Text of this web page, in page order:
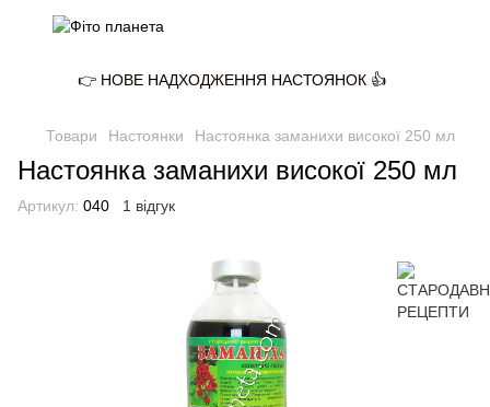
👉 НОВЕ НАДХОДЖЕННЯ НАСТОЯНОК 👍
Товари Настоянки Настоянка заманихи високої 250 мл
Настоянка заманихи високої 250 мл
Артикул: 040 1 відгук